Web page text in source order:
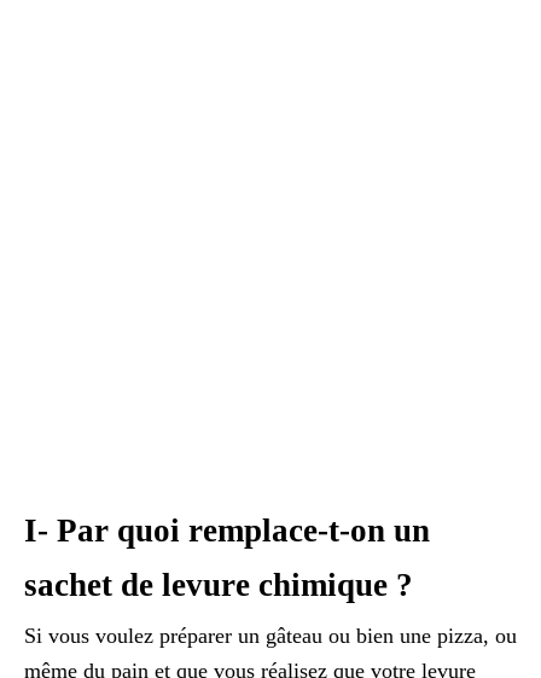
I- Par quoi remplace-t-on un
sachet de levure chimique ?
Si vous voulez préparer un gâteau ou bien une pizza, ou
même du pain et que vous réalisez que votre levure